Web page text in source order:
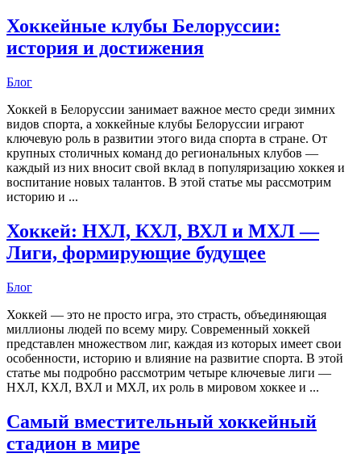
Хоккейные клубы Белоруссии:
история и достижения
Блог
Хоккей в Белоруссии занимает важное место среди зимних
видов спорта, а хоккейные клубы Белоруссии играют
ключевую роль в развитии этого вида спорта в стране. От
крупных столичных команд до региональных клубов —
каждый из них вносит свой вклад в популяризацию хоккея и
воспитание новых талантов. В этой статье мы рассмотрим
историю и ...
Хоккей: НХЛ, КХЛ, ВХЛ и МХЛ —
Лиги, формирующие будущее
Блог
Хоккей — это не просто игра, это страсть, объединяющая
миллионы людей по всему миру. Современный хоккей
представлен множеством лиг, каждая из которых имеет свои
особенности, историю и влияние на развитие спорта. В этой
статье мы подробно рассмотрим четыре ключевые лиги —
НХЛ, КХЛ, ВХЛ и МХЛ, их роль в мировом хоккее и ...
Самый вместительный хоккейный
стадион в мире